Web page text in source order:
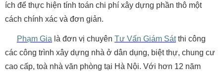
ích để thực hiện tính toán chi phí xây dựng phần thô một
cách chính xác và đơn giản.
Phạm Gia là đơn vị chuyên Tư Vấn Giám Sátthi công
các công trình xây dựng nhà ở dân dụng, biệt thự, chung cư
cao cấp, toà nhà văn phòng tại Hà Nội. Với hơn 12 năm